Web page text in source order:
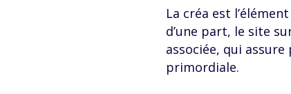
La créa est
d’une part, le site
associée, qui
primordiale.